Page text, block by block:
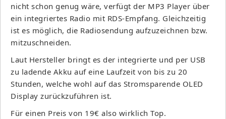
nicht schon genug wäre, verfügt der MP3 Player über
ein integriertes Radio mit RDS-Empfang. Gleichzeitig
ist es möglich, die Radiosendung aufzuzeichnen bzw.
mitzuschneiden.
Laut Hersteller bringt es der integrierte und per USB
zu ladende Akku auf eine Laufzeit von bis zu 20
Stunden, welche wohl auf das Stromsparende OLED
Display zurückzuführen ist.
Für einen Preis von 19€ also wirklich Top.